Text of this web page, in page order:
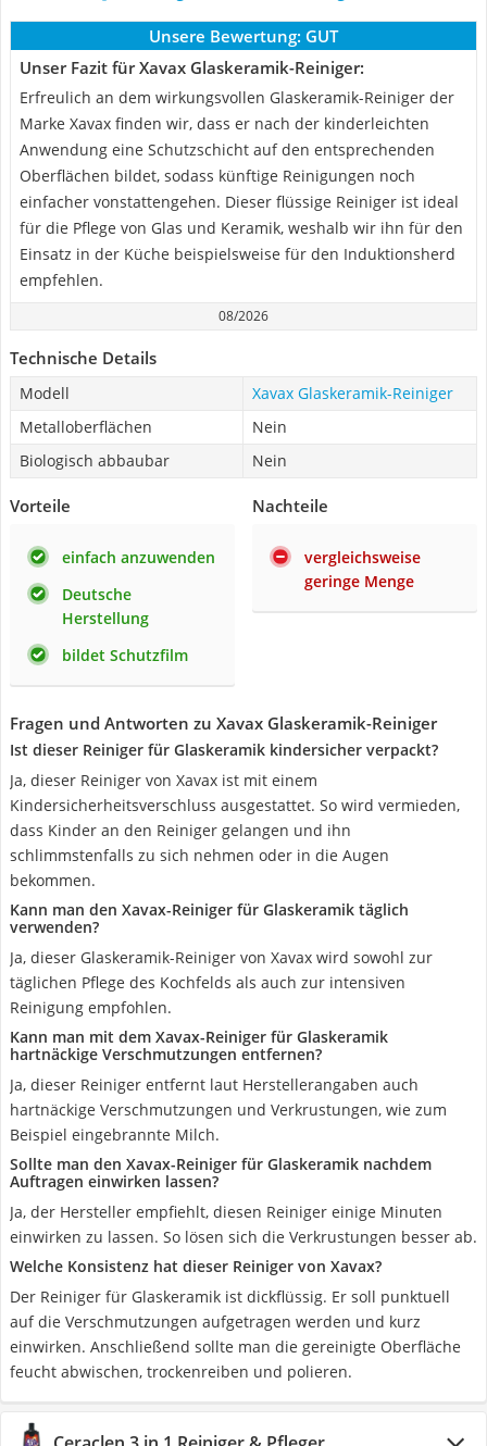
Unsere Bewertung: GUT
Unser Fazit für Xavax Glaskeramik-Reiniger:
Erfreulich an dem wirkungsvollen Glaskeramik-Reiniger der
Marke Xavax finden wir, dass er nach der kinderleichten
Anwendung eine Schutzschicht auf den entsprechenden
Oberflächen bildet, sodass künftige Reinigungen noch
einfacher vonstattengehen. Dieser flüssige Reiniger ist ideal
für die Pflege von Glas und Keramik, weshalb wir ihn für den
Einsatz in der Küche beispielsweise für den Induktionsherd
empfehlen.
08/2026
Technische Details
Modell
Xavax Glaskeramik-Reiniger
Metalloberflächen
Nein
Biologisch abbaubar
Nein
Vorteile
einfach anzuwenden
Deutsche
Herstellung
bildet Schutzfilm
Nachteile
vergleichsweise
geringe Menge
Fragen und Antworten zu Xavax Glaskeramik-Reiniger
Ist dieser Reiniger für Glaskeramik kindersicher verpackt?
Ja, dieser Reiniger von Xavax ist mit einem
Kindersicherheitsverschluss ausgestattet. So wird vermieden,
dass Kinder an den Reiniger gelangen und ihn
schlimmstenfalls zu sich nehmen oder in die Augen
bekommen.
Kann man den Xavax-Reiniger für Glaskeramik täglich
verwenden?
Ja, dieser Glaskeramik-Reiniger von Xavax wird sowohl zur
täglichen Pflege des Kochfelds als auch zur intensiven
Reinigung empfohlen.
Kann man mit dem Xavax-Reiniger für Glaskeramik
hartnäckige Verschmutzungen entfernen?
Ja, dieser Reiniger entfernt laut Herstellerangaben auch
hartnäckige Verschmutzungen und Verkrustungen, wie zum
Beispiel eingebrannte Milch.
Sollte man den Xavax-Reiniger für Glaskeramik nachdem
Auftragen einwirken lassen?
Ja, der Hersteller empfiehlt, diesen Reiniger einige Minuten
einwirken zu lassen. So lösen sich die Verkrustungen besser ab.
Welche Konsistenz hat dieser Reiniger von Xavax?
Der Reiniger für Glaskeramik ist dickflüssig. Er soll punktuell
auf die Verschmutzungen aufgetragen werden und kurz
einwirken. Anschließend sollte man die gereinigte Oberfläche
feucht abwischen, trockenreiben und polieren.